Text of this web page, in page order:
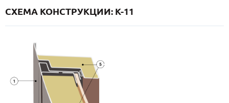
СХЕМА КОНСТРУКЦИИ: K-11